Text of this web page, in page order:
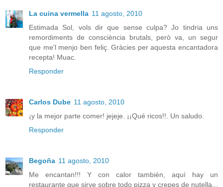
La cuina vermella 11 agosto, 2010
Estimada Sol, vols dir que sense culpa? Jo tindria uns
remordiments de consciència brutals, però va, un segur
que me'l menjo ben feliç. Gràcies per aquesta encantadora
recepta! Muac.
Responder
Carlos Dube 11 agosto, 2010
¡y la mejor parte comer! jejeje. ¡¡Qué ricos!!. Un saludo.
Responder
Begoña 11 agosto, 2010
Me encantan!!! Y con calor también, aquí hay un
restaurante que sirve sobre todo pizza y crepes de nutella...